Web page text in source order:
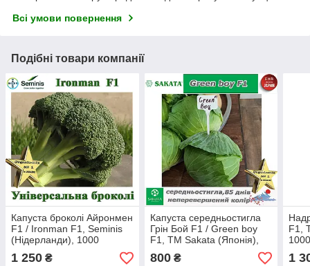
Всі умови повернення
Подібні товари компанії
Капуста броколі Айронмен
F1 / Ironman F1, Seminis
(Нідерланди), 1000
насінин
1 250 ₴
Капуста середньостигла
Грін Бой F1 / Green boy
F1, ТМ Sakata (Японія),
1000 насінин
800₴
F1,
1